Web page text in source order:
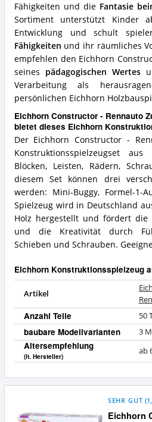
Fähigkeiten und die Fantasie
Sortiment unterstützt Kinder
Entwicklung und schult
Fähigkeiten und ihr räumliches
empfehlen den Eichhorn
seines pädagogischen Wertes
Verarbeitung als
persönlichen Eichhorn
Eichhorn Constructor - Rennauto
bietet dieses Eichhorn
Der Eichhorn Constructor -
Konstruktionsspielzeugset
Blöcken, Leisten, Rädern,
diesem Set können drei
werden: Mini-Buggy, Formel-1-
Spielzeug wird in Deutschland
Holz hergestellt und fördert die
und die Kreativität durch
Schieben und Schrauben.
Eichhorn Konstruktionsspielzeug
Artikel
Anzahl Teile 50
baubare Modellvarianten 3
Altersempfehlung
(lt. Hersteller)
ab
Eichhorn
SEHR GUT (